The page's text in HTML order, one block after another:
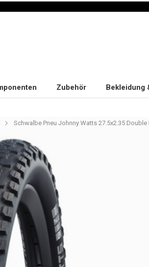
Zubehör Bekleidung
Schwalbe Pneu Johnny Watts 27.5x2.35